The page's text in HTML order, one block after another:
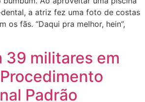
a atriz fez uma foto de costas
os fãs. “Daqui pra melhor, hein”,
39 militares em
Padrão